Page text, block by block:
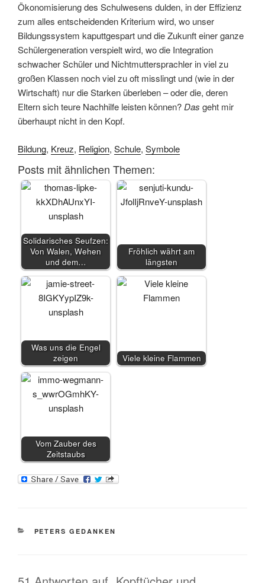
Ökonomisierung des Schulwesens dulden, in der Effizienz
zum alles entscheidenden Kriterium wird, wo unser
Bildungssystem kaputtgespart und die Zukunft einer ganze
Schülergeneration verspielt wird, wo die Integration
schwacher Schüler und Nichtmuttersprachler in viel zu
großen Klassen noch viel zu oft misslingt und (wie in der
Wirtschaft) nur die Starken überleben – oder die, deren
Eltern sich teure Nachhilfe leisten können?Das geht mir
überhaupt nicht in den Kopf.
Bildung, Kreuz, Religion, Schule, Symbole
Posts mit ähnlichen Themen:
Solidarisches Seufzen:
Von Walen, Wehen
und dem…
Fröhlich währt am
längsten
Was uns die Engel
zeigen
Viele kleine Flammen
Vom Zauber des
Zeitstaubs
KATEGORIEN
PETERS GEDANKEN